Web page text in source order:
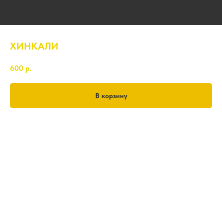
ХИНКАЛИ
600 р.
В корзину